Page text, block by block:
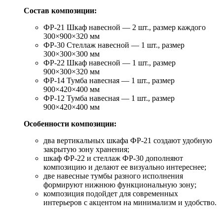
Состав композиции:
ФР-21 Шкаф навесной — 2 шт., размер каждого
300×900×320 мм
ФР-30 Стеллаж навесной — 1 шт., размер
300×300×300 мм
ФР-22 Шкаф навесной — 1 шт., размер
900×300×320 мм
ФР-14 Тумба навесная — 1 шт., размер
900×420×400 мм
ФР-12 Тумба навесная — 1 шт., размер
900×420×400 мм
Особенности композиции:
два вертикальных шкафа ФР-21 создают удобную
закрытую зону хранения;
шкаф ФР-22 и стеллаж ФР-30 дополняют
композицию и делают ее визуально интереснее;
две навесные тумбы разного исполнения
формируют нижнюю функциональную зону;
композиция подойдет для современных
интерьеров с акцентом на минимализм и удобство.